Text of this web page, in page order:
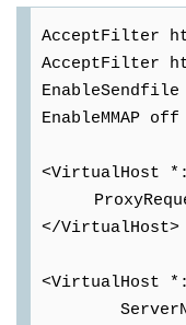
AcceptFilter
AcceptFilter
EnableMMAP off
<VirtualHost
</VirtualHost>
<VirtualHost